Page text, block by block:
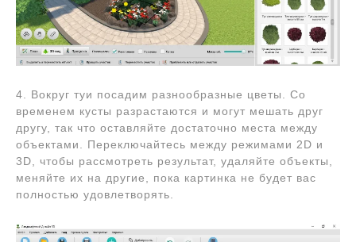
4. Вокруг туи посадим разнообразные цветы. Со
временем кусты разрастаются и могут мешать друг
другу, так что оставляйте достаточно места между
объектами. Переключайтесь между режимами 2D и
3D, чтобы рассмотреть результат, удаляйте объекты,
меняйте их на другие, пока картинка не будет вас
полностью удовлетворять.